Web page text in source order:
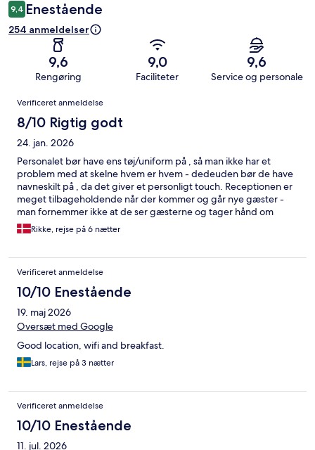
9,4 Enestående
254 anmeldelser
9,6
Rengøring
9,0
Faciliteter
9,6
Service og personale
Anmeldelser
Verificeret anmeldelse
8/10 Rigtig godt
24. jan. 2026
Personalet bør have ens tøj/uniform på , så man ikke har et
problem med at skelne hvem er hvem - dedeuden bør de have
navneskilt på , da det giver et personligt touch. Receptionen er
meget tilbageholdende når der kommer og går nye gæster -
man fornemmer ikke at de ser gæsterne og tager hånd om
dem. Gerne et skilt med at morgenmads køen starter her!, da
mange ikke ser at de skal tage en bakke. Ekstra tallerkener/Krus
bliver i tvivl om hvad man skal tage og endda fortælles af
personalet at der er krus på kaffemaskinen og man skal tage
dem istedet for dem på hylden under mad mm. Badeværelset
mangler hylder til toilet sager og man ender med at sætte dem
langs med vasken, så de til tider bliver våde - nemt og billigt at
løse dette problem. SKraldespande på værelse er flerfarvet,
nemt at gennemskue for udlændinge.
Rikke, rejse på 6 nætter
Verificeret anmeldelse
10/10 Enestående
19. maj 2026
Oversæt med Google
Good location, wifi and breakfast.
Lars, rejse på 3 nætter
Verificeret anmeldelse
10/10 Enestående
11. jul. 2026